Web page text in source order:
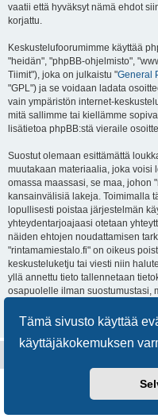
Tämä sivusto käyttää
käyttäjäkokemuksen
vaatii että hyväksyt nämä ehdot
korjattu.
Keskustelufoorumimme käyttää
"heidän", "phpBB-ohjelmisto",
Tiimit"), joka on julkaistu "General
"GPL") ja se voidaan ladata
vain ympäristön internet-
mitä sallimme tai kiellämme
lisätietoa phpBB:stä vieraile
Suostut olemaan esittämättä
muutakaan materiaalia, joka voisi
omassa maassasi, se maa, johon
kansainvälisiä lakeja. Toimimalla
lopullisesti poistaa järjestelmän
yhteydentarjoajaasi otetaan
näiden ehtojen noudattamisen
"rintamamiestalo.fi" on oikeus
keskusteluketju tai viesti niin
yllä annettu tieto tallennetaan
osapuolelle ilman suostumustasi,
vastuussa mahdollisen
ulkopuolisille tahoille.
Keskustelufoorumin ohjelmisto
Käännös: phpBB